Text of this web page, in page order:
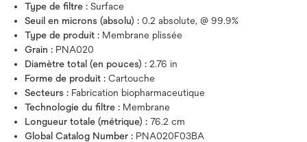
Type de filtre : Surface
Seuil en microns (absolu) : 0.2 absolute, @ 99.9%
Type de produit : Membrane plissée
Grain : PNA020
Diamètre total (en pouces) : 2.76 in
Forme de produit : Cartouche
Secteurs : Fabrication biopharmaceutique
Technologie du filtre : Membrane
Longueur totale (métrique) : 76.2 cm
Global Catalog Number : PNA020F03BA